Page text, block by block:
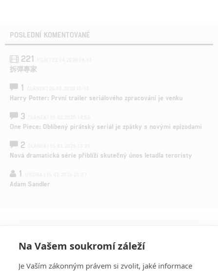
POSLEDNÍ KOMENTOVANÉ
221
拆彈專家
1
Harry Potter: První trailer seriálového zpracování je venku
3
One Piece: Oblíbený pirátský seriál je zpátky s novými epizodami
2
Nová dramatická série přiblíží skutečný únos letadla teroristy
1
Adam Sandler
Na Vašem soukromí záleží
Je Vaším zákonným právem si zvolit, jaké informace